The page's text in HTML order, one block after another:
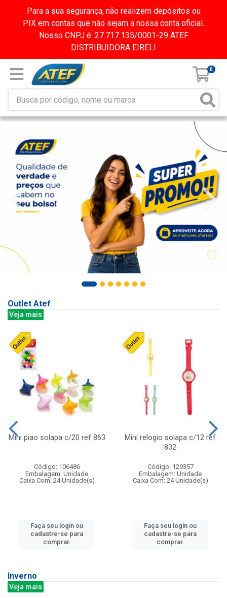
Para a sua segurança, não realizem depósitos ou
PIX em contas que não sejam a nossa conta oficial.
Nosso CNPJ é: 27.717.135/0001-29 ATEF
DISTRIBUIDORA EIRELI
0
Outlet Atef
Veja mais
Mini piao solapa c/20 ref 863
Código: 106486
Embalagem: Unidade
Caixa Com: 24 Unidade(s)
Faça seu login ou
cadastre-se para
comprar.
Mini relogio solapa c/12 ref
832
Código: 129357
Embalagem: Unidade
Caixa Com: 24 Unidade(s)
Faça seu login ou
cadastre-se para
comprar.
Inverno
Veja mais